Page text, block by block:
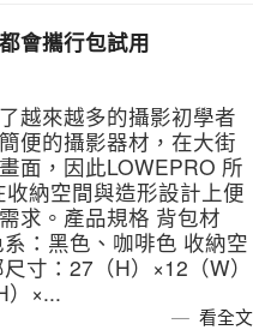
會攜行包試用
越來越多的攝影初學者
便的攝影器材，在大街
面，因此LOWEPRO 所
納空間與造形設計上便
求。產品規格 背包材
：黑色、咖啡色 收納空
寸：27（H）×12（W）
）×...
看全文